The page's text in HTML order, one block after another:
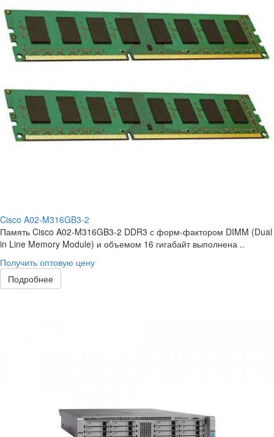
Cisco A02-M316GB3-2
Память Cisco A02-M316GB3-2 DDR3 с форм-фактором DIMM (Dual
in Line Memory Module) и объемом 16 гигабайт выполнена ..
Получить оптовую цену
Подробнее